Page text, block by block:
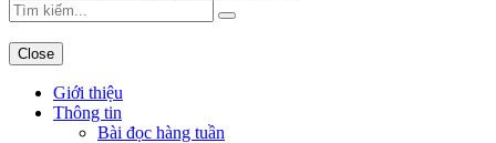
Close
Giới thiệu
Thông tin
Bài đọc hàng tuần